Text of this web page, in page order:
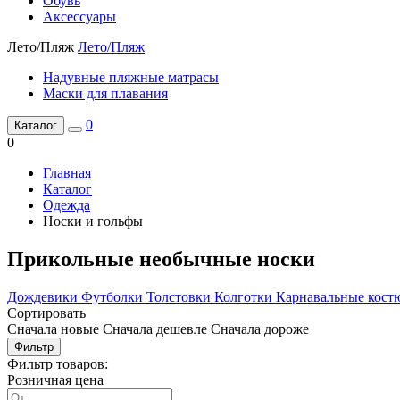
Аксессуары
Лето/Пляж Лето/Пляж
Надувные пляжные матрасы
Маски для плавания
Каталог
0
0
Главная
Каталог
Одежда
Носки и гольфы
Прикольные необычные носки
Дождевики Футболки Толстовки Колготки Карнавальные
Сортировать
Сначала новые Сначала дешевле Сначала дороже
Фильтр
Фильтр товаров:
Розничная цена